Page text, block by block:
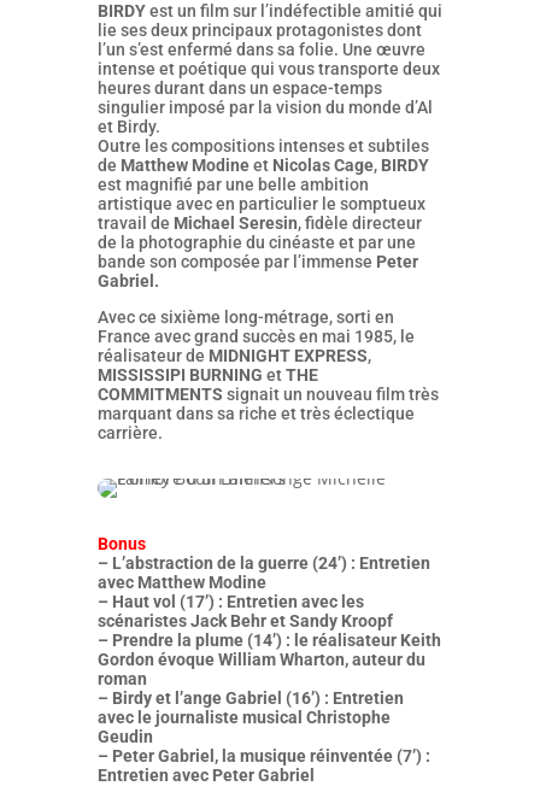
BIRDYest un film sur l’indéfectible amitié qui
lie ses deux principaux protagonistes dont
l’un s’est enfermé dans sa folie. Une œuvre
intense et poétique qui vous transporte deux
heures durant dans un espace-temps
singulier imposé par la vision du monde d’Al
et Birdy.
Outre les compositions intenses et subtiles
de Matthew Modineet Nicolas Cage, BIRDY
est magnifié par une belle ambition
artistique avec en particulier le somptueux
travail de Michael Seresin, fidèle directeur
de la photographie du cinéaste et par une
bande son composée par l’immense Peter
Gabriel.
Avec ce sixième long-métrage, sorti en
France avec grand succès en mai 1985, le
réalisateur de MIDNIGHT EXPRESS,
MISSISSIPI BURNING etTHE
COMMITMENTS signait un nouveau film très
marquant dans sa riche et très éclectique
carrière.
Bonus
– L’abstraction de la guerre (24’) : Entretien
avec Matthew Modine
– Haut vol (17’) : Entretien avec les
scénaristes Jack Behr et Sandy Kroopf
– Prendre la plume (14’) : le réalisateur Keith
Gordon évoque William Wharton, auteur du
roman
– Birdy et l’ange Gabriel (16’) : Entretien
avec le journaliste musical Christophe
Geudin
– Peter Gabriel, la musique réinventée (7’) :
Entretien avec Peter Gabriel